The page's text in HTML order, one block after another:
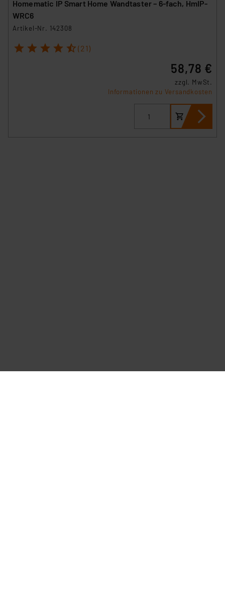
Homematic IP Smart Home Wandtaster – 6-fach, HmIP-
WRC6
Artikel-Nr. 142308
1 2 3 4 5 (21)
58,78 €
zzgl. MwSt.
Informationen zu Versandkosten